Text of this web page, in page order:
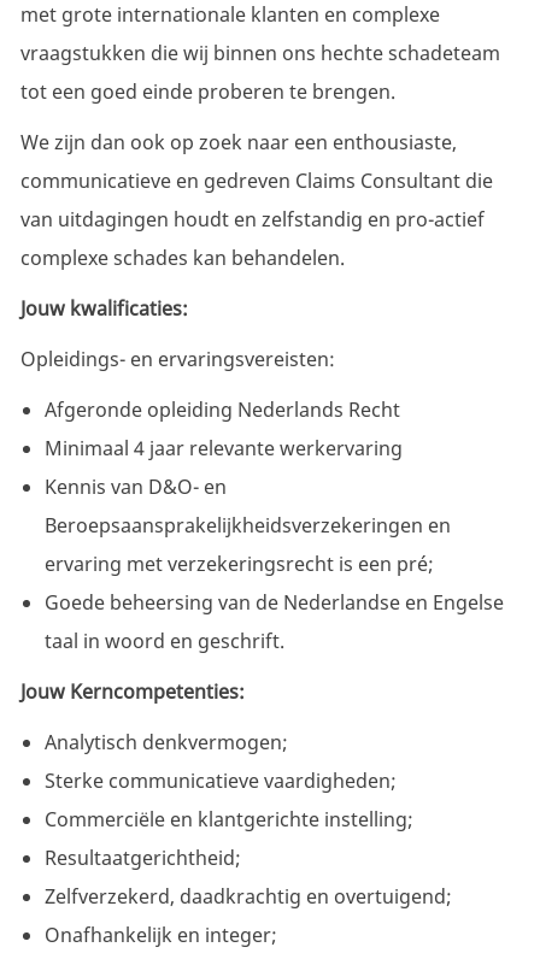
met grote internationale klanten en complexe
vraagstukken die wij binnen ons hechte schadeteam
tot een goed einde proberen te brengen.
We zijn dan ook op zoek naar een enthousiaste,
communicatieve en gedreven Claims Consultant die
van uitdagingen houdt en zelfstandig en pro-actief
complexe schades kan behandelen.
Jouw kwalificaties:
Opleidings- en ervaringsvereisten:
Afgeronde opleiding Nederlands Recht
Minimaal 4 jaar relevante werkervaring
Kennis van D&O- en
Beroepsaansprakelijkheidsverzekeringen en
ervaring met verzekeringsrecht is een pré;
Goede beheersing van de Nederlandse en Engelse
taal in woord en geschrift.
Jouw Kerncompetenties:
Analytisch denkvermogen;
Sterke communicatieve vaardigheden;
Commerciële en klantgerichte instelling;
Resultaatgerichtheid;
Zelfverzekerd, daadkrachtig en overtuigend;
Onafhankelijk en integer;